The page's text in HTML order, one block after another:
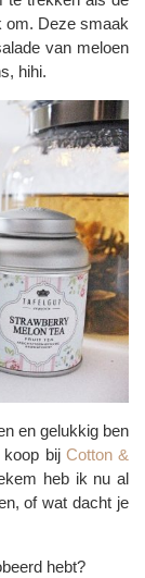
om. Deze smaak
van meloen
hihi.
en gelukkig ben
koop bij Cotton &
heb ik nu al
of wat dacht je
hebt?